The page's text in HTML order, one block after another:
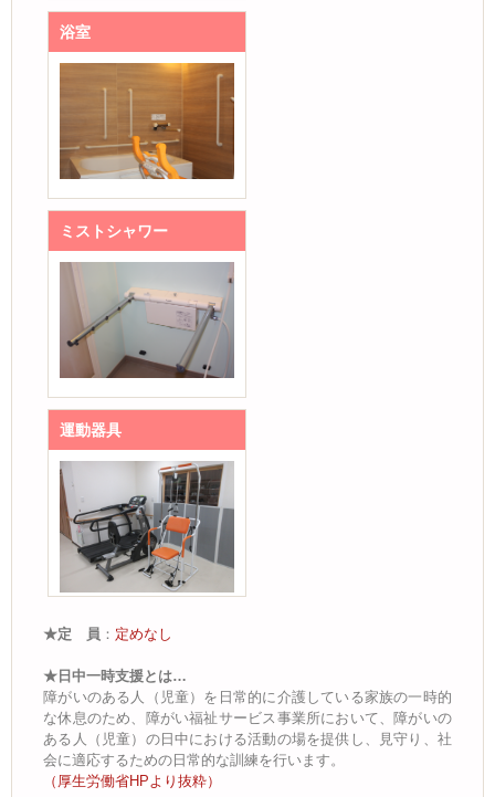
浴室
ミストシャワー
運動器具
★定 員 ： 定めなし
★日中一時支援とは…
障がいのある人（児童）を日常的に介護している家族の一時的
な休息のため、障がい福祉サービス事業所において、障がいの
ある人（児童）の日中における活動の場を提供し、見守り、社
会に適応するための日常的な訓練を行います。
（厚生労働省HPより抜粋）